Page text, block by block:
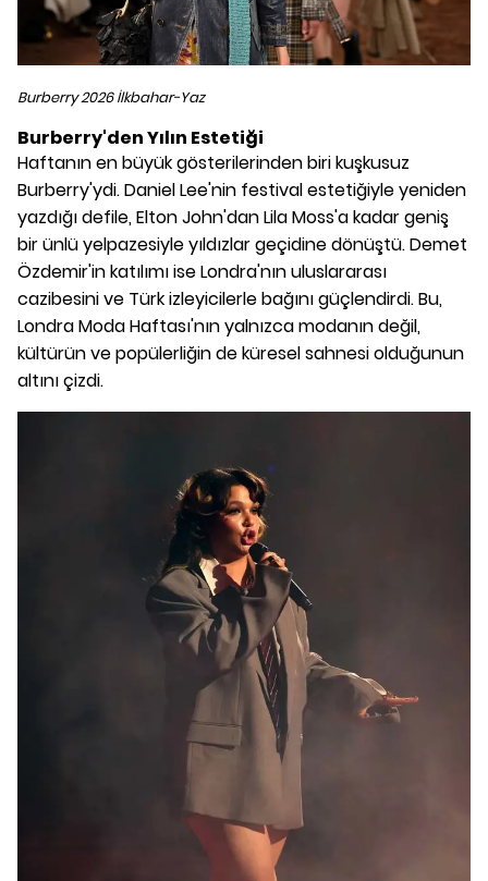
Burberry 2026 İlkbahar-Yaz
Burberry'den Yılın Estetiği
Haftanın en büyük gösterilerinden biri kuşkusuz
Burberry'ydi. Daniel Lee'nin festival estetiğiyle yeniden
yazdığı defile, Elton John'dan Lila Moss'a kadar geniş
bir ünlü yelpazesiyle yıldızlar geçidine dönüştü. Demet
Özdemir'in katılımı ise Londra'nın uluslararası
cazibesini ve Türk izleyicilerle bağını güçlendirdi. Bu,
Londra Moda Haftası'nın yalnızca modanın değil,
kültürün ve popülerliğin de küresel sahnesi olduğunun
altını çizdi.